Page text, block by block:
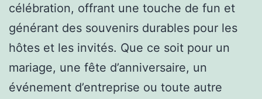
célébration, offrant une touche de fun et
générant des souvenirs durables pour les
hôtes et les invités. Que ce soit pour un
mariage, une fête d’anniversaire, un
événement d’entreprise ou toute autre